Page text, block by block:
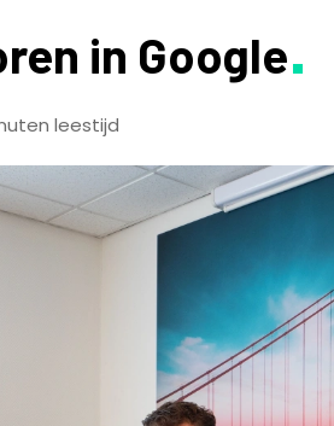
in Google
leestijd